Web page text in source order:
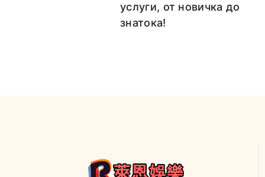
услуги, от новичка до
знатока!